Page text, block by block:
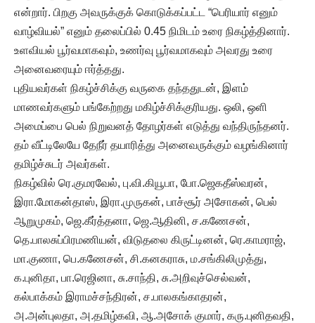
என்றார். பிறகு அவருக்குக் கொடுக்கப்பட்ட “பெரியார் எனும்
வாழ்வியல்” எனும் தலைப்பில் 0.45 நிமிடம் உரை நிகழ்த்தினார்.
உளவியல் பூர்வமாகவும், உணர்வு பூர்வமாகவும் அவரது உரை
அனைவரையும் ஈர்த்தது.
புதியவர்கள் நிகழ்ச்சிக்கு வருகை தந்ததுடன், இளம்
மாணவர்களும் பங்கேற்றது மகிழ்ச்சிக்குரியது. ஒலி, ஒளி
அமைப்பை பெல் நிறுவனத் தோழர்கள் எடுத்து வந்திருந்தனர்.
தம் வீட்டிலேயே தேநீர் தயாரித்து அனைவருக்கும் வழங்கினார்
தமிழ்ச்சுடர் அவர்கள்.
நிகழ்வில் ரெ.குமரவேல், பு.வி.கியூபா, போ.ஜெகதீஸ்வரன்,
இரா.மோகன்தாஸ், இரா.முருகன், பாச்சூர் அசோகன், பெல்
ஆறுமுகம், ஜெ.கீர்த்தனா, ஜெ.ஆதினி, ச.கணேசன்,
தெ.பாலசுப்பிரமணியன், விடுதலை கிருட்டினன், ரெ.காமராஜ்,
மா.குணா, பெ.கணேசன், சி.கனகராசு, ம.சங்கிலிமுத்து,
க.புனிதா, பா.ரெஜினா, சு.சாந்தி, சு.அறிவுச்செல்வன்,
கல்பாக்கம் இராமச்சந்திரன், ச.பாலகங்காதரன்,
அ.அன்புலதா, அ.தமிழ்கவி, ஆ.அசோக் குமார், கரு.புனிதவதி,